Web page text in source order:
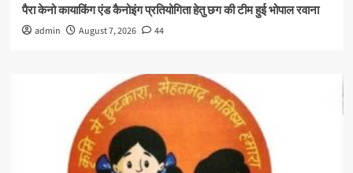
पैरा केनो कायाकिंग एंड कैनोइंग प्रतियोगिता हेतु छग की टीम हुई भोपाल रवाना
admin August 7, 2026 44